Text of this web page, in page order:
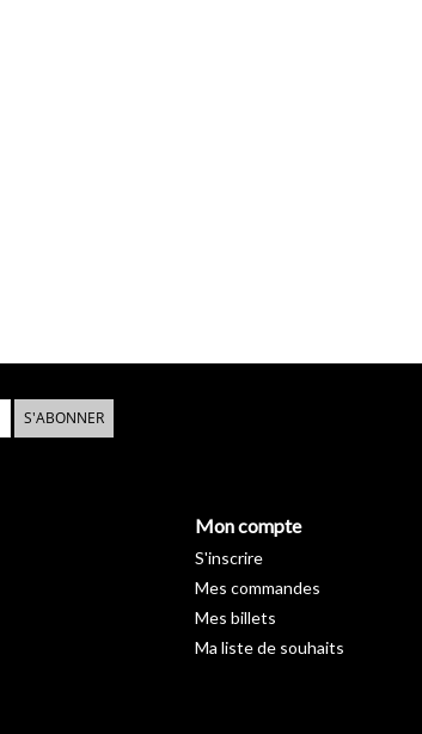
S'ABONNER
Mon compte
S'inscrire
Mes commandes
Mes billets
Ma liste de souhaits